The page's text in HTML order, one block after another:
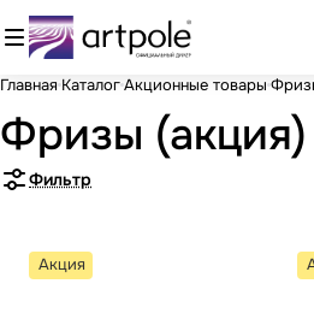
Главная КаталогАкционные товары
Фризы (акция)
Фильтр
Акция